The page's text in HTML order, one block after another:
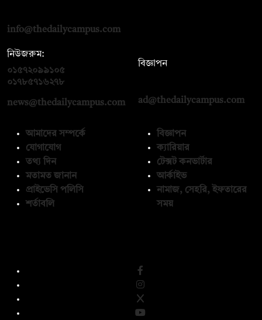
info@thedailycampus.com
নিউজরুম:
০১৫৭২০৯৯১০৫
০১৭৮৫৭১৬২৭৮
news@thedailycampus.com
বিজ্ঞাপন
ad@thedailycampus.com
আমাদের সম্পর্কে
যোগাযোগ
তথ্য দিন
মতামত জানান
প্রাইভেসি পলিসি
শর্তাবলি
বিজ্ঞাপন
ক্যারিয়ার
টেক্সট কনভার্টার
আর্কাইভ
নামাজ, সেহরি, ইফতারের
সময়